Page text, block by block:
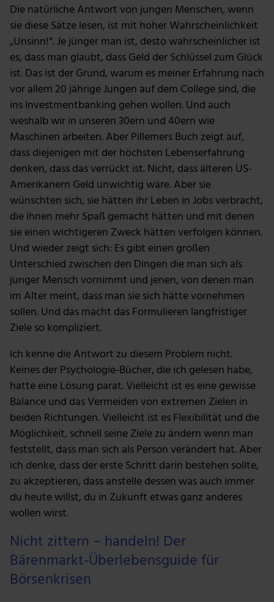
Die natürliche Antwort von jungen Menschen, wenn
sie diese Sätze lesen, ist mit hoher Wahrscheinlichkeit
„Unsinn!“. Je jünger man ist, desto wahrscheinlicher ist
es, dass man glaubt, dass Geld der Schlüssel zum Glück
ist. Das ist der Grund, warum es meiner Erfahrung nach
vor allem 20 jährige Jungen auf dem College sind, die
ins Investmentbanking gehen wollen. Und auch
weshalb wir in unseren 30ern und 40ern wie
Maschinen arbeiten. Aber Pillemers Buch zeigt auf,
dass diejenigen mit der höchsten Lebenserfahrung
denken, dass das verrückt ist. Nicht, dass älteren US-
Amerikanern Geld unwichtig wäre. Aber sie
wünschten sich, sie hätten ihr Leben in Jobs verbracht,
die ihnen mehr Spaß gemacht hätten und mit denen
sie einen wichtigeren Zweck hätten verfolgen können.
Und wieder zeigt sich: Es gibt einen großen
Unterschied zwischen den Dingen die man sich als
junger Mensch vornimmt und jenen, von denen man
im Alter meint, dass man sie sich hätte vornehmen
sollen. Und das macht das Formulieren langfristiger
Ziele so kompliziert.
Ich kenne die Antwort zu diesem Problem nicht.
Keines der Psychologie-Bücher, die ich gelesen habe,
hatte eine Lösung parat. Vielleicht ist es eine gewisse
Balance und das Vermeiden von extremen Zielen in
beiden Richtungen. Vielleicht ist es Flexibilität und die
Möglichkeit, schnell seine Ziele zu ändern wenn man
feststellt, dass man sich als Person verändert hat. Aber
ich denke, dass der erste Schritt darin bestehen sollte,
zu akzeptieren, dass anstelle dessen was auch immer
du heute willst, du in Zukunft etwas ganz anderes
wollen wirst.
Nicht zittern – handeln! Der
Bärenmarkt-Überlebensguide für
Börsenkrisen